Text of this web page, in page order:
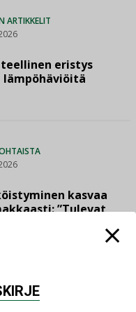
ARTIKKELIT
eristys
lämpöhäviöitä
kasvaa
”Tulevat